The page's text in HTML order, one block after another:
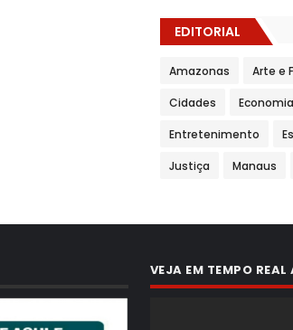
EDITORIAL
Amazonas Arte e
Cidades Economia
Entretenimento
Justiça Manaus
VEJA EM TEMPO